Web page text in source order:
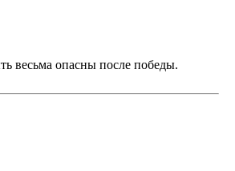
весьма опасны после победы.